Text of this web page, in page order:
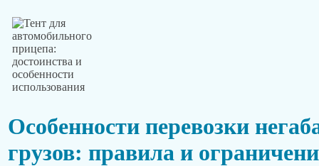
Особенности перевозки
грузов: правила и